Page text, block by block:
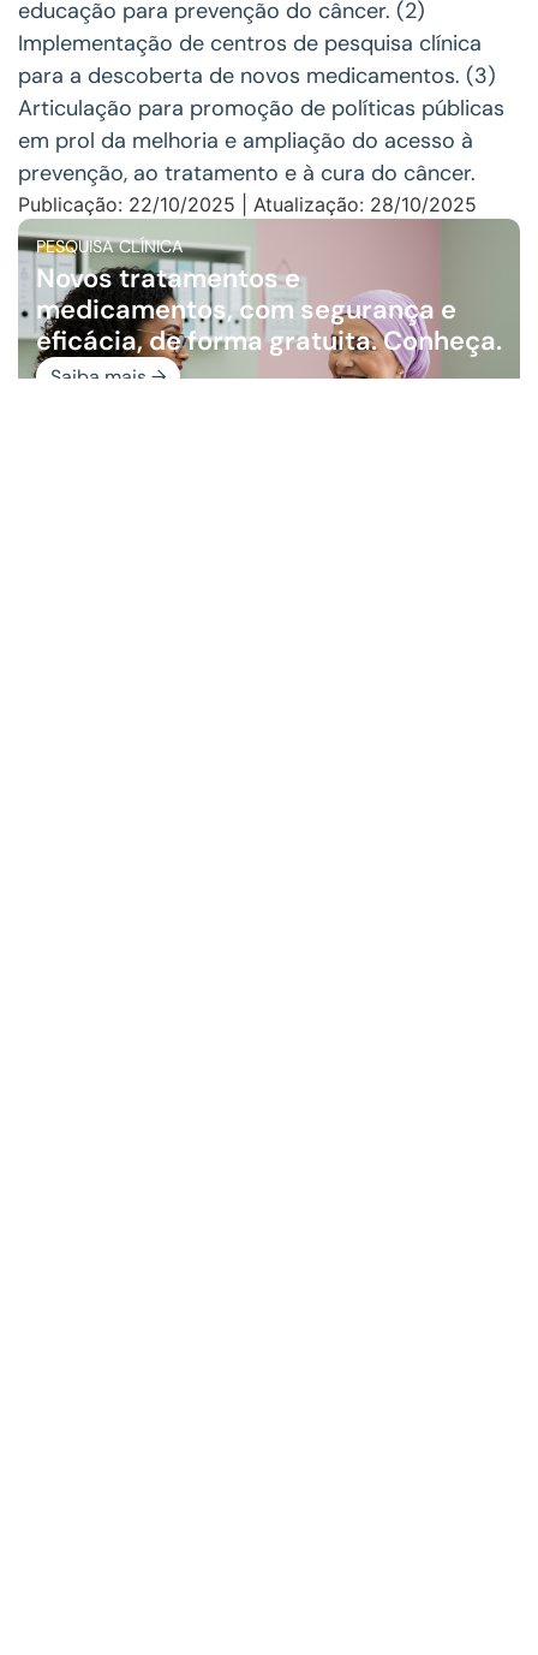
educação para prevenção do câncer. (2)
Implementação de centros de pesquisa clínica
para a descoberta de novos medicamentos. (3)
Articulação para promoção de políticas públicas
em prol da melhoria e ampliação do acesso à
prevenção, ao tratamento e à cura do câncer.
Publicação: 22/10/2025 | Atualização: 28/10/2025
PESQUISA CLÍNICA
Novos tratamentos e
medicamentos, com segurança e
eficácia, de forma gratuita. Conheça.
Saiba mais →